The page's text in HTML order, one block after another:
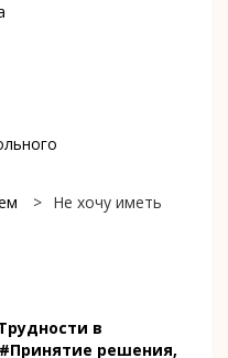
> Не хочу иметь
в
#Принятие решения,